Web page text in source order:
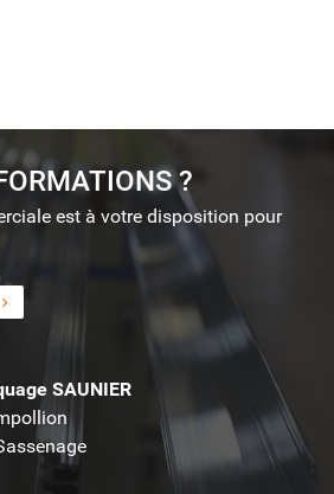
?
est à votre disposition pour
SAUNIER